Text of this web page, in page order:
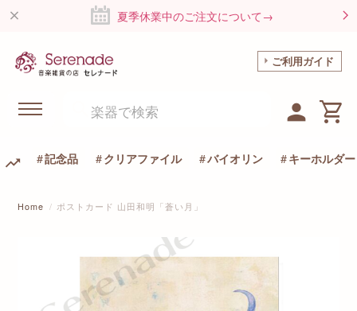
夏季休業中のご注文について→
ご利用ガイド
記念品 クリアファイル バイオリン キーホルダー
Home ポストカード 山田和明「蒼い月」